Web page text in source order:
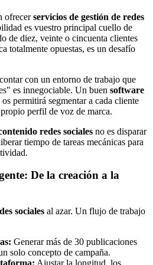
ofrecerservicios de gestión de redes
es vuestro principal cuello de
de diez, veinte o cincuenta clientes
totalmente opuestas, es un desafío
con un entorno de trabajo que
es innegociable. Un buen software
os permitirá segmentar a cada cliente
perfil de voz de marca.
redes sociales no es disparar
tiempo de tareas mecánicas para
De la creación a la
sociales al azar. Un flujo de trabajo
Generar más de 30 publicaciones
solo concepto de campaña.